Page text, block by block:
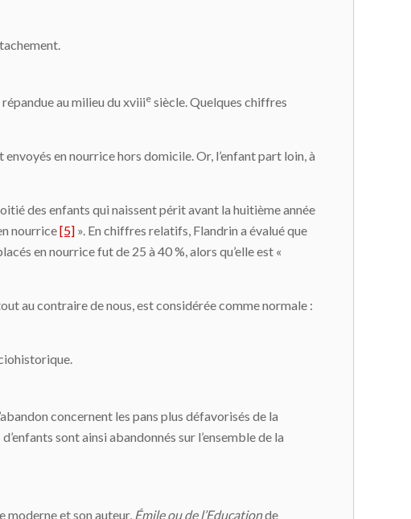
au milieu du xviiie siècle. Quelques chiffres
en nourrice hors domicile. Or, l’enfant part loin, à
des enfants qui naissent périt avant la huitième année
nourrice[5] ». En chiffres relatifs, Flandrin a évalué que
en nourrice fut de 25 à 40 %, alors qu’elle est «
au contraire de nous, est considérée comme normale :
concernent les pans plus défavorisés de la
sont ainsi abandonnés sur l’ensemble de la
moderne et son auteur, Émile ou de l’Educationde